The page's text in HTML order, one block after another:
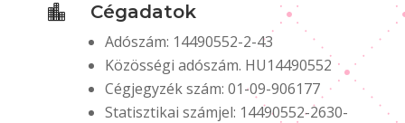
 Cégadatok
Adószám: 14490552-2-43
Közösségi adószám. HU14490552
Cégjegyzék szám: 01-09-906177
Statisztikai számjel: 14490552-2630-